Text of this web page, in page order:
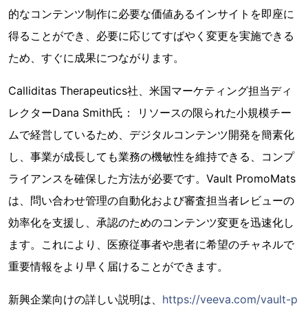
的なコンテンツ制作に必要な価値あるインサイトを即座に
得ることができ、必要に応じてすばやく変更を実施できる
ため、すぐに成果につながります。
Calliditas Therapeutics社、米国マーケティング担当ディ
レクターDana Smith氏： リソースの限られた小規模チー
ムで経営しているため、デジタルコンテンツ開発を簡素化
し、事業が成長しても業務の機敏性を維持できる、コンプ
ライアンスを確保した方法が必要です。Vault PromoMats
は、問い合わせ管理の自動化および審査担当者レビューの
効率化を支援し、承認のためのコンテンツ変更を迅速化し
ます。これにより、医療従事者や患者に希望のチャネルで
重要情報をより早く届けることができます。
新興企業向けの詳しい説明は、 https://veeva.com/vault-p